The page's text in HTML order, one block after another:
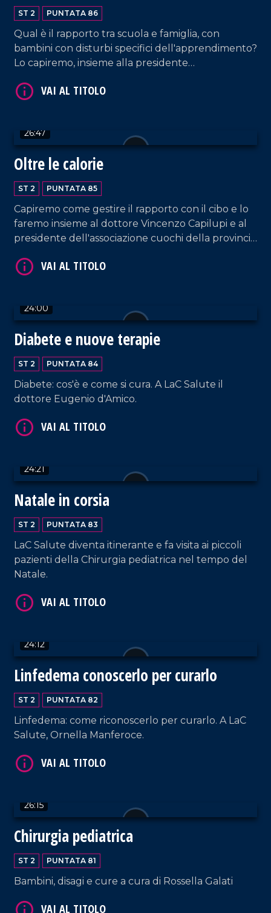
ST 2 PUNTATA 86
Qual è il rapporto tra scuola e famiglia, con
bambini con disturbi specifici dell'apprendimento?
Lo capiremo, insieme alla presidente
D'Andrea.
26:47
Oltre le calorie
ST 2 PUNTATA 85
Capiremo come gestire il rapporto con il cibo e lo
faremo insieme al dottore Vincenzo Capilupi e al
presidente dell'associazione cuochi della provincia
VAI AL TITOLO
24:00
Diabete e nuove terapie
ST 2 PUNTATA 84
Diabete: cos'è e come si cura. A LaC Salute il
dottore Eugenio d'Amico.
VAI AL TITOLO
24:21
Natale in corsia
ST 2 PUNTATA 83
LaC Salute diventa itinerante e fa visita ai piccoli
pazienti della Chirurgia pediatrica nel tempo del
Natale.
24:12
Linfedema conoscerlo per curarlo
ST 2 PUNTATA 82
Linfedema: come riconoscerlo per curarlo. A LaC
Salute, Ornella Manferoce.
26:15
Chirurgia pediatrica
ST 2 PUNTATA 81
Bambini, disagi e cure a cura di Rossella Galati
VAI AL TITOLO
VAI AL TITOLO